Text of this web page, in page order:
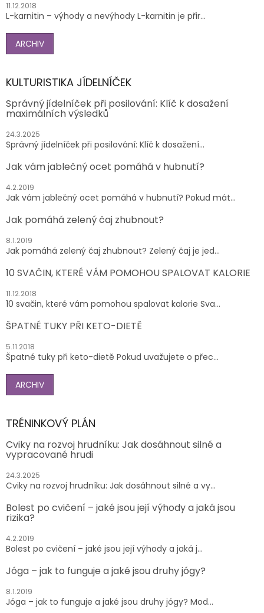
11.12.2018
L-karnitin – výhody a nevýhody L-karnitin je přir...
ARCHIV
KULTURISTIKA JÍDELNÍČEK
Správný jídelníček při posilování: Klíč k dosažení
maximálních výsledků
24.3.2025
Správný jídelníček při posilování: Klíč k dosažení...
Jak vám jablečný ocet pomáhá v hubnutí?
4.2.2019
Jak vám jablečný ocet pomáhá v hubnutí? Pokud mát...
Jak pomáhá zelený čaj zhubnout?
8.1.2019
Jak pomáhá zelený čaj zhubnout? Zelený čaj je jed...
10 SVAČIN, KTERÉ VÁM POMOHOU SPALOVAT KALORIE
11.12.2018
10 svačin, které vám pomohou spalovat kalorie Sva...
ŠPATNÉ TUKY PŘI KETO-DIETĚ
5.11.2018
Špatné tuky při keto-dietě Pokud uvažujete o přec...
ARCHIV
TRÉNINKOVÝ PLÁN
Cviky na rozvoj hrudníku: Jak dosáhnout silné a
vypracované hrudi
24.3.2025
Cviky na rozvoj hrudníku: Jak dosáhnout silné a vy...
Bolest po cvičení – jaké jsou její výhody a jaká jsou
rizika?
4.2.2019
Bolest po cvičení – jaké jsou její výhody a jaká j...
Jóga – jak to funguje a jaké jsou druhy jógy?
8.1.2019
Jóga – jak to funguje a jaké jsou druhy jógy? Mod...